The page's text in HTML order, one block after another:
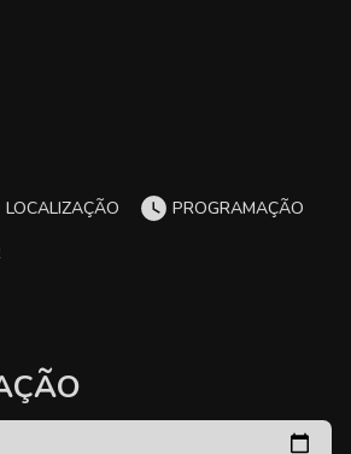
LOCALIZAÇÃO
PROGRAMAÇÃO